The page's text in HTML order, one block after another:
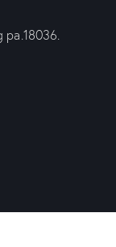
pa.18036.